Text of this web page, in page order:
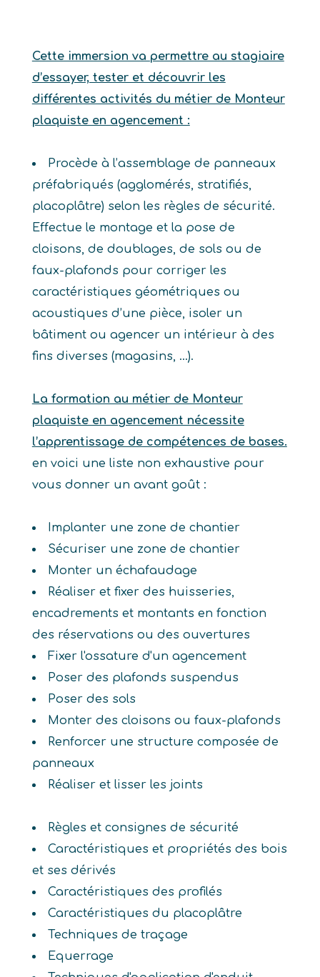
Cette immersion va permettre au stagiaire
d’essayer, tester et découvrir les
différentes activités du métier de Monteur
plaquiste en agencement :
Procède à l’assemblage de panneaux
préfabriqués (agglomérés, stratifiés,
placoplâtre) selon les règles de sécurité.
Effectue le montage et la pose de
cloisons, de doublages, de sols ou de
faux-plafonds pour corriger les
caractéristiques géométriques ou
acoustiques d’une pièce, isoler un
bâtiment ou agencer un intérieur à des
fins diverses (magasins, …).
La formation au métier de Monteur
plaquiste en agencement nécessite
l’apprentissage de compétences de bases.
en voici une liste non exhaustive pour
vous donner un avant goût :
Implanter une zone de chantier
Sécuriser une zone de chantier
Monter un échafaudage
Réaliser et fixer des huisseries,
encadrements et montants en fonction
des réservations ou des ouvertures
Fixer l'ossature d'un agencement
Poser des plafonds suspendus
Poser des sols
Monter des cloisons ou faux-plafonds
Renforcer une structure composée de
panneaux
Réaliser et lisser les joints
Règles et consignes de sécurité
Caractéristiques et propriétés des bois
et ses dérivés
Caractéristiques des profilés
Caractéristiques du placoplâtre
Techniques de traçage
Equerrage